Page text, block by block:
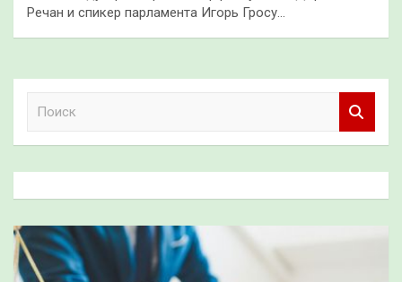
Речан и спикер парламента Игорь Гросу…
к